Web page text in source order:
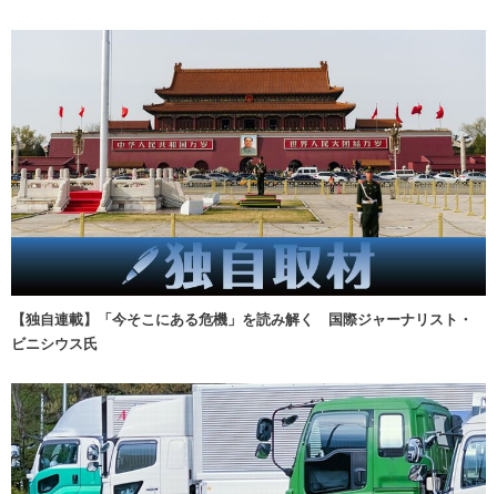
【独自連載】「今そこにある危機」を読み解く 国際ジャーナリスト・
ビニシウス氏